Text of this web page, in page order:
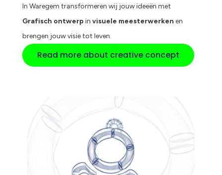
In Waregem transformeren wij jouw ideeën met
Grafisch ontwerp in visuele meesterwerken en
brengen jouw visie tot leven.
Read more about creative concept